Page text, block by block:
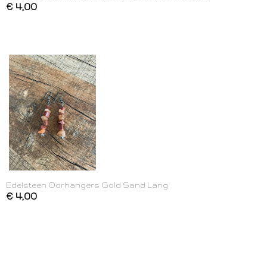
€ 4,00
Edelsteen Oorhangers Gold Sand Lang
€ 4,00